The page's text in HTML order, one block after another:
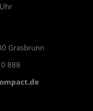
Grasbrunn
888